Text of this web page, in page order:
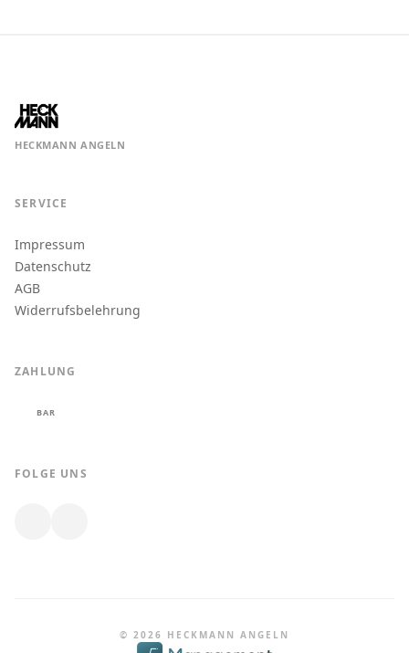
HECKMANN ANGELN
SERVICE
Impressum
Datenschutz
AGB
Widerrufsbelehrung
ZAHLUNG
BAR
FOLGE UNS
© 2026 HECKMANN ANGELN